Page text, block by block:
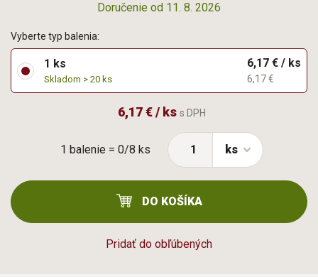
Doručenie od 11. 8. 2026
1 balenie = 0/8 ks
Pridať do obľúbených
Vyberte typ balenia:
1 ks
Skladom > 20 ks
6,17 € / ks
6,17 €
6,17 € / ks s DPH
ks
DO KOŠÍKA